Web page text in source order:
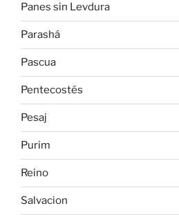
Panes sin Levdura
Parashá
Pascua
Pentecostés
Pesaj
Purim
Reino
Salvacion